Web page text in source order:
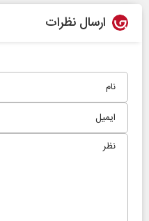
ارسال نظرات